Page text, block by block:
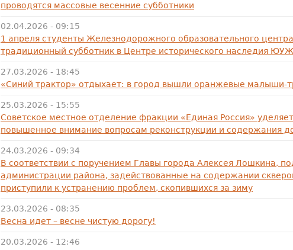
проводятся массовые весенние субботники
02.04.2026 - 09:15
1 апреля студенты Железнодорожного образовательного
традиционный субботник в Центре исторического наследия
27.03.2026 - 18:45
«Синий трактор» отдыхает: в город вышли оранжевые малыши-
25.03.2026 - 15:55
Советское местное отделение фракции «Единая Россия» уделяет
повышенное внимание вопросам реконструкции и содержания
24.03.2026 - 09:34
В соответствии с поручением Главы города Алексея Лошкина,
администрации района, задействованные на содержании
приступили к устранению проблем, скопившихся за зиму
23.03.2026 - 08:35
Весна идет – весне чистую дорогу!
20.03.2026 - 12:46